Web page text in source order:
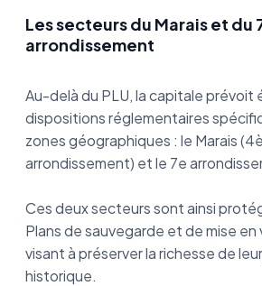
Les secteurs du Marais et du
arrondissement
Au-delà du PLU, la capitale prévoit
dispositions réglementaires
zones géographiques : le Marais
arrondissement) et le 7e
Ces deux secteurs sont ainsi
Plans de sauvegarde et de mise en
visant à préserver la richesse de
historique.